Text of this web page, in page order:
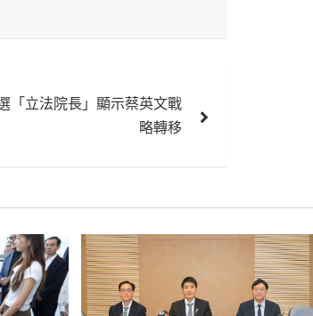
「立法院長」顯示蔡英文戰
略轉移